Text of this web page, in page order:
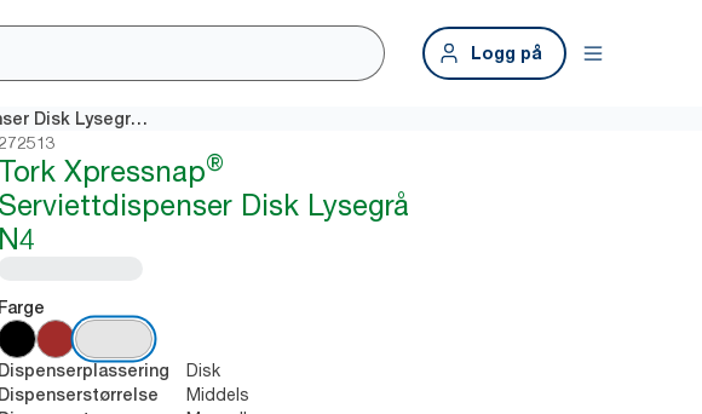
Logg på
Tork Xpressnap® Serviettdispenser Disk Lysegrå N4
272513
Tork Xpressnap®
Serviettdispenser Disk Lysegrå
N4
Farge
Dispenserplassering Disk
Dispenserstørrelse Middels